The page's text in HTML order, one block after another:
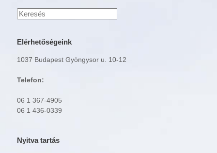
Keresés
Elérhetőségeink
1037 Budapest Gyöngysor u. 10-12
Telefon:
06 1 367-4905
06 1 436-0339
Nyitva tartás